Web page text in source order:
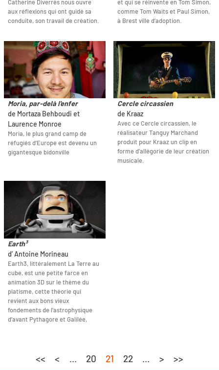
Catherine Diverrès nous ouvre
aux réflexions qui ont guidé sa
conduite, son travail de création.
et qui se réinvente en Tom Simon,
comme Tom Waits et Paul Simon,
à Brest ville d’adoption.
Moria, par-delà l'enfer
de Mortaza Behboudi et
Laurence Monroe
Moria, le plus grand camp de
réfugiés d’Europe est devenu un
gigantesque bidonville
Cercle circassien
de Kraaz
Avec ce Cercle circassien, le
réalisateur Tanguy Marchand
produit pour Kraaz un clip en
forme d'allégorie de leur création
musicale.
Earth³
d’ Antoine Morineau
Earth3, littéralement La Terre au
cube, est une petite farce en
animation 3D sur le thème du
platisme, cette théorie qui
revient aux bons vieux
fondements de l’astrophysique
d’avant Pythagore et Galilée,
<< < ... 20 21 22 ... > >>